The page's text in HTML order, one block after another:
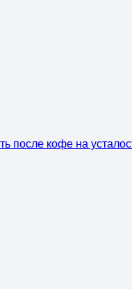
после кофе на